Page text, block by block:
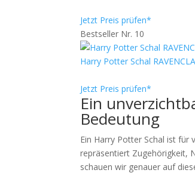
Jetzt Preis prüfen*
Bestseller Nr. 10
Harry Potter Schal
Jetzt Preis prüfen*
Ein
Bedeutung
Ein Harry Potter Schal ist für
repräsentiert Zugehörigkeit,
schauen wir genauer auf